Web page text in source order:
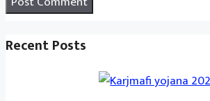
Recent Posts